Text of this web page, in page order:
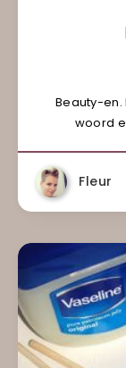
Beauty-en.
woord
Fleur